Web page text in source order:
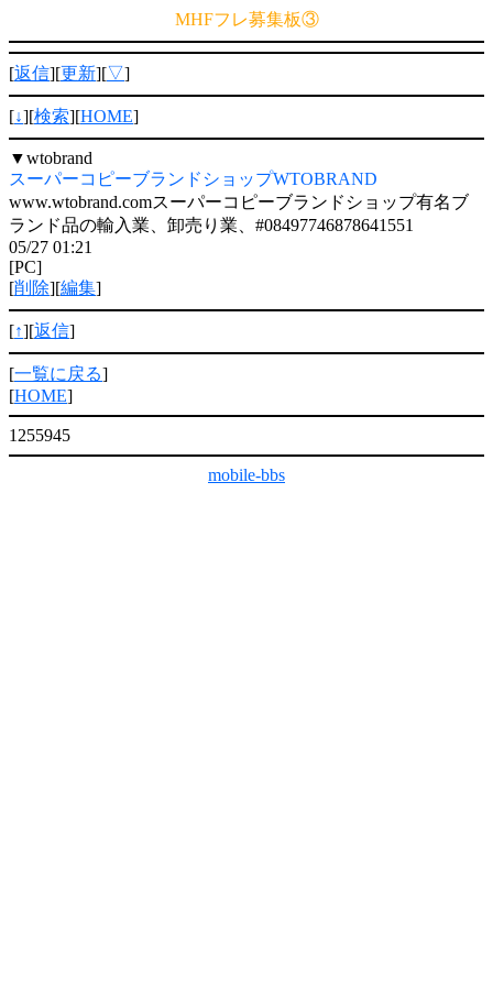
MHFフレ募集板③
[返信][更新][▽]
[↓][検索][HOME]
▼wtobrand
スーパーコピーブランドショップWTOBRAND
www.wtobrand.comスーパーコピーブランドショップ有名ブ
ランド品の輸入業、卸売り業、#08497746878641551
05/27 01:21
[PC]
[削除][編集]
[↑][返信]
[一覧に戻る]
[HOME]
1255945
mobile-bbs